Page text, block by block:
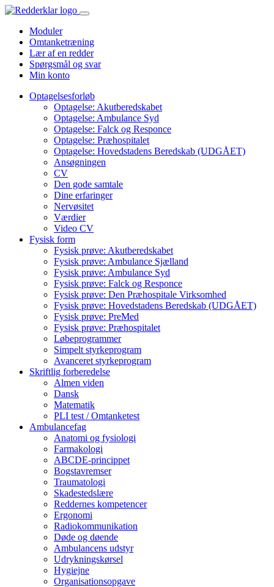
Moduler
Omtanketræning
Lær af en redder
Spørgsmål og svar
Min konto
Optagelsesforløb
Optagelse: Akutberedskabet
Optagelse: Ambulance Syd
Optagelse: Falck og Responce
Optagelse: Præhospitalet
Optagelse: Hovedstadens Beredskab (UDGÅET)
Ansøgningen
CV
Den gode samtale
Dine erfaringer
Nervøsitet
Værdier
Video CV
Fysisk form
Fysisk prøve: Akutberedskabet
Fysisk prøve: Ambulance Sjælland
Fysisk prøve: Ambulance Syd
Fysisk prøve: Falck og Responce
Fysisk prøve: Den Præhospitale Virksomhed
Fysisk prøve: Hovedstadens Beredskab (UDGÅET)
Fysisk prøve: PreMed
Fysisk prøve: Præhospitalet
Løbeprogrammer
Simpelt styrkeprogram
Avanceret styrkeprogram
Skriftlig forberedelse
Almen viden
Dansk
Matematik
PLI test / Omtanketest
Ambulancefag
Anatomi og fysiologi
Farmakologi
ABCDE-princippet
Bogstavremser
Traumatologi
Skadestedslære
Reddernes kompetencer
Ergonomi
Radiokommunikation
Døde og døende
Ambulancens udstyr
Udrykningskørsel
Hygiejne
Organisationsopgave